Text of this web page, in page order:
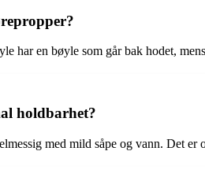
har en bøyle som går bak hodet,
holdbarhet?
med mild såpe og vann. Det